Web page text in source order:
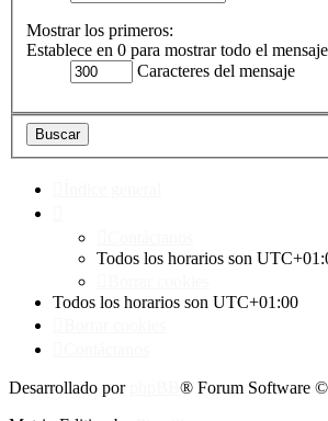
Mostrar los primeros:
Establece en 0 para mostrar todo el
Caracteres del mensaje
Todos los horarios son
Todos los horarios son UTC+01:00
Desarrollado por
® Forum Software